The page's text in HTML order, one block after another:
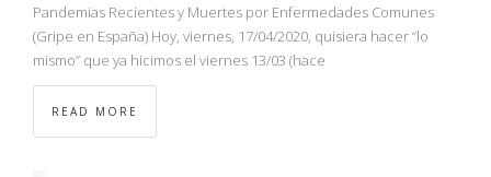
Pandemias Recientes y Muertes por Enfermedades Comunes
(Gripe en España) Hoy, viernes, 17/04/2020, quisiera hacer “lo
mismo” que ya hicimos el viernes 13/03 (hace
READ MORE